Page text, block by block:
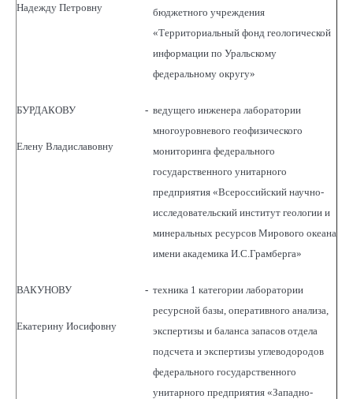
Надежду Петровну
бюджетного учреждения
«Территориальный фонд геологической
информации по Уральскому
федеральному округу»
БУРДАКОВУ
Елену Владиславовну
- ведущего инженера лаборатории
многоуровневого геофизического
мониторинга федерального
государственного унитарного
предприятия «Всероссийский научно-
исследовательский институт геологии и
минеральных ресурсов Мирового океана
имени академика И.С.Грамберга»
ВАКУНОВУ
Екатерину Иосифовну
- техника 1 категории лаборатории
ресурсной базы, оперативного анализа,
экспертизы и баланса запасов отдела
подсчета и экспертизы углеводородов
федерального государственного
унитарного предприятия «Западно-